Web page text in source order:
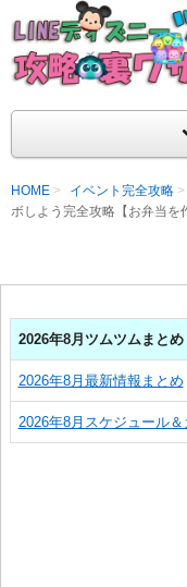
LINEディズニ
支持率No1！痒いと
ラ評価も丁寧に解説
HOME イベント完全攻略
ボしよう完全攻略【お弁当を
2026年8月ツムツムまとめ
2026年8月最新情報まとめ
2026年8月スケジュール